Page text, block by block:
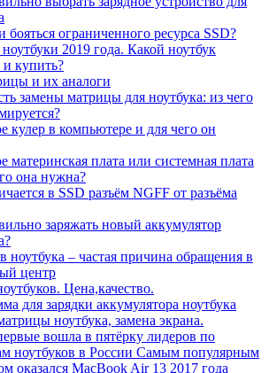
бояться ограниченного ресурса SSD?
2019 года. Какой ноутбук
и купить?
и их аналоги
замены матрицы для ноутбука: из чего
кулер в компьютере и для чего он
материнская плата или системная плата
она нужна?
в SSD разъём NGFF от разъёма
заряжать новый аккумулятор
ноутбука – частая причина обращения в
центр
Цена,качество.
для зарядки аккумулятора ноутбука
ноутбука, замена экрана.
вошла в пятёрку лидеров по
ноутбуков в России Самым популярным
оказался MacBook Air 13 2017 года